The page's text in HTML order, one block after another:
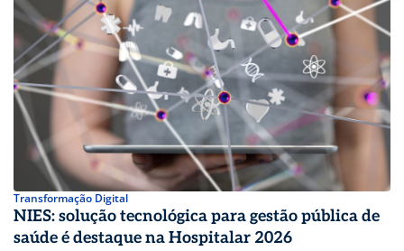
Transformação Digital
NIES: solução tecnológica para gestão pública de
saúde é destaque na Hospitalar 2026